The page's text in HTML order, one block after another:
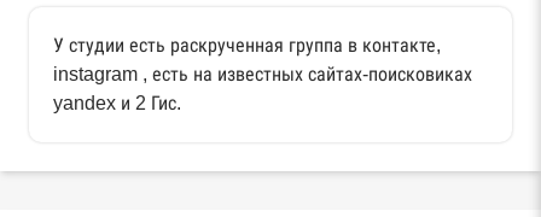
У студии есть раскрученная группа в контакте,
instagram , есть на известных сайтах-поисковиках
yandex и 2 Гис.